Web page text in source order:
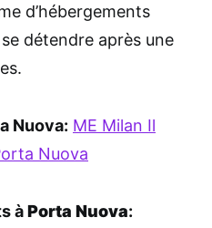
d’hébergements
détendre après une
Nuova: ME Milan Il
Nuova
àPorta Nuova: